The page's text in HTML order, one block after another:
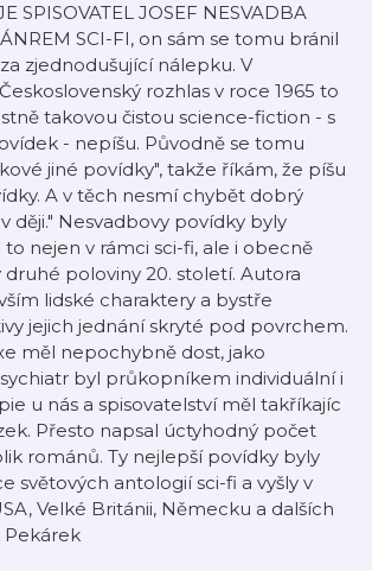
SPISOVATEL JOSEF NESVADBA
SCI-FI, on sám se tomu bránil
zjednodušující nálepku. V
rozhlas v roce 1965 to
takovou čistou science-fiction - s
- nepíšu. Původně se tomu
jiné povídky", takže říkám, že píšu
A v těch nesmí chybět dobrý
ději." Nesvadbovy povídky byly
to nejen v rámci sci-fi, ale i obecně
poloviny 20. století. Autora
lidské charaktery a bystře
jejich jednání skryté pod povrchem.
měl nepochybně dost, jako
byl průkopníkem individuální i
u nás a spisovatelství měl takříkajíc
Přesto napsal úctyhodný počet
románů. Ty nejlepší povídky byly
světových antologií sci-fi a vyšly v
Velké Británii, Německu a dalších
Pekárek